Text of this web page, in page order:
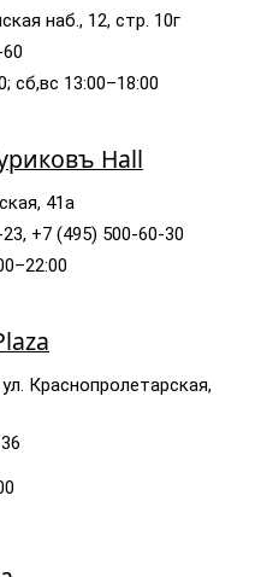
наб., 12, стр. 10г
сб,вс 13:00–18:00
Hall
41а
+7 (495) 500-60-30
Краснопролетарская,